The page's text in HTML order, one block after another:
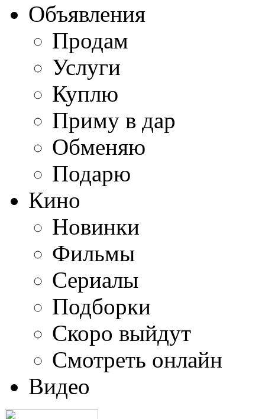
Объявления
Продам
Услуги
Куплю
Приму в дар
Обменяю
Подарю
Кино
Новинки
Фильмы
Сериалы
Подборки
Скоро выйдут
Смотреть онлайн
Видео